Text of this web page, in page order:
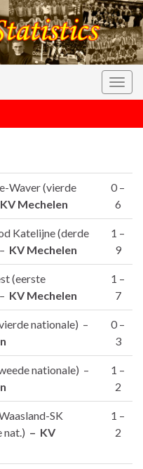
Waver (vierde
KV Mechelen
0 –
6
Katelijne (derde
KV Mechelen
1 –
9
(eerste
KV Mechelen
1 –
7
nationale) –
0 –
3
nationale) –
1 –
2
SK
nat.) – KV
1 –
2